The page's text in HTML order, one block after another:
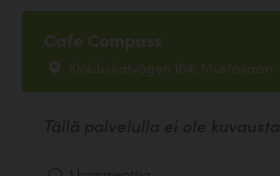
Cafe Compass
Klobbskatvägen 164, Mustasaari
Tällä palvelulla ei ole kuvausta.